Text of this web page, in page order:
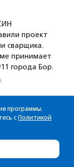
проект
сварщика.
принимает
города Бор.
программы.
с Политикой